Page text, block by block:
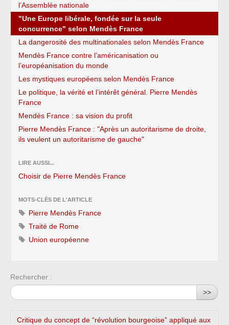
l’Assemblée nationale
"Une Europe libérale, fondée sur la seule
concurrence" selon Mendès France
La dangerosité des multinationales selon Mendès France
Mendès France contre l’américanisation ou
l’européanisation du monde
Les mystiques européens selon Mendès France
Le politique, la vérité et l’intérêt général. Pierre Mendès
France
Mendès France : sa vision du profit
Pierre Mendès France : "Après un autoritarisme de droite,
ils veulent un autoritarisme de gauche"
LIRE AUSSI...
Choisir de Pierre Mendès France
MOTS-CLÉS DE L'ARTICLE
Pierre Mendès France
Traité de Rome
Union européenne
Rechercher :
>>
Critique du concept de “révolution bourgeoise” appliqué aux